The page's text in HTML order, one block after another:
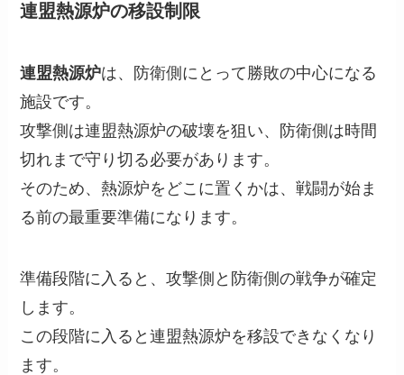
連盟熱源炉の移設制限
連盟熱源炉は、防衛側にとって勝敗の中心になる
施設です。
攻撃側は連盟熱源炉の破壊を狙い、防衛側は時間
切れまで守り切る必要があります。
そのため、熱源炉をどこに置くかは、戦闘が始ま
る前の最重要準備になります。
準備段階に入ると、攻撃側と防衛側の戦争が確定
します。
この段階に入ると連盟熱源炉を移設できなくなり
ます。